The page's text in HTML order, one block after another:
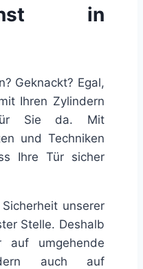
in
Geknackt? Egal,
Ihren Zylindern
Sie da. Mit
und Techniken
Ihre Tür sicher
unserer
Stelle. Deshalb
umgehende
auch auf